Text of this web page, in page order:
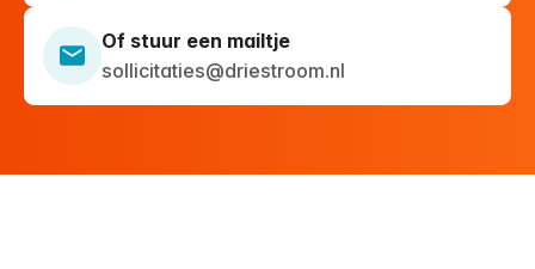
Of stuur een mailtje
sollicitaties@driestroom.nl